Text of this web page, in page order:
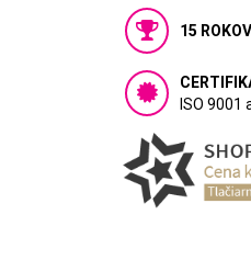
15
ISO 9001